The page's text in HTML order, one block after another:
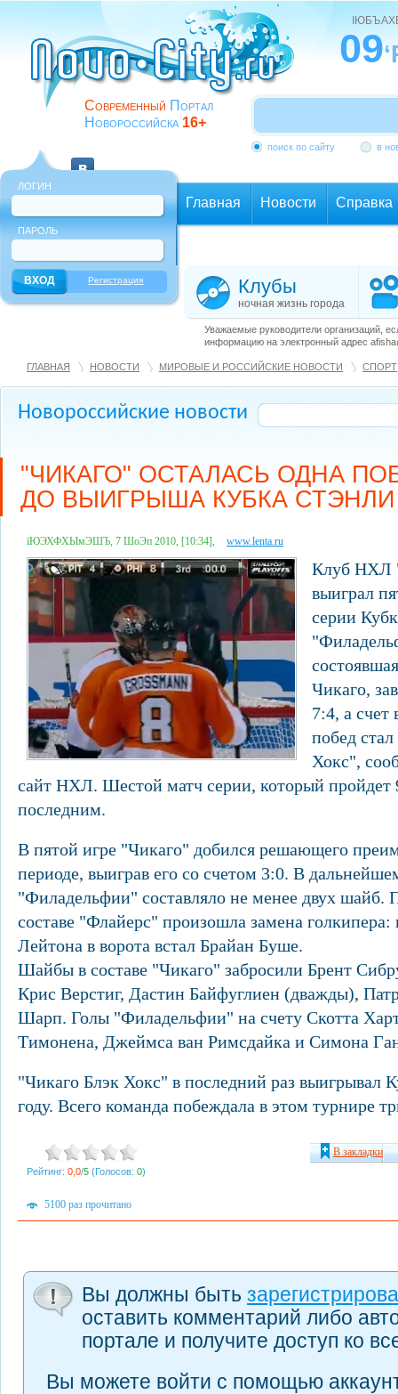
Современный Портал
Новороссийска 16+
09
поиск по сайту в
ЛОГИН
ПАРОЛЬ
Регистрация
Главная Новости Справка
Клубы
ночная жизнь города
Уважаемые руководители организаций,
информацию на электронный адрес
ГЛАВНАЯ НОВОСТИ МИРОВЫЕ И РОССИЙСКИЕ НОВОСТИ СПОРТ
Новороссийские новости
"ЧИКАГО" ОСТАЛАСЬ ОДНА
ДО ВЫИГРЫША КУБКА СТЭНЛИ
їЮЭХФХЫмЭШЪ, 7 ШоЭп 2010, [10:34], www.lenta.ru
Клуб НХЛ
выиграл
серии
Чикаго,
7:4, а счет
побед
Хокс",
сайт НХЛ. Шестой матч серии, который пройдет
последним.
В пятой игре "Чикаго" добился решающего
периоде, выиграв его со счетом 3:0. В
"Филадельфии" составляло не менее двух шайб.
составе "Флайерс" произошла замена
Лейтона в ворота встал Брайан Буше.
Шайбы в составе "Чикаго" забросили Брент
Крис Верстиг, Дастин Байфуглиен (дважды),
Шарп. Голы "Филадельфии" на счету Скотта
Тимонена, Джеймса ван Римсдайка и Симона
"Чикаго Блэк Хокс" в последний раз выигрывал
году. Всего команда побеждала в этом турнире
Рейтинг: 0,0/5 (Голосов: 0)
В закладки
5100 раз прочитано
Вы должны быть
оставить комментарий либо
портале и получите доступ ко
Вы можете войти с помощью